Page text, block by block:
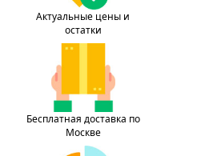
Актуальные цены и
остатки
Бесплатная доставка по
Москве